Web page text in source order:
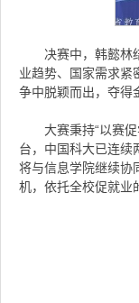
决赛中，韩懿林
业趋势、国家需求紧
争中脱颖而出，夺得
大赛秉持“以赛
台，中国科大已连续
将与信息学院继续协
机，依托全校促就业